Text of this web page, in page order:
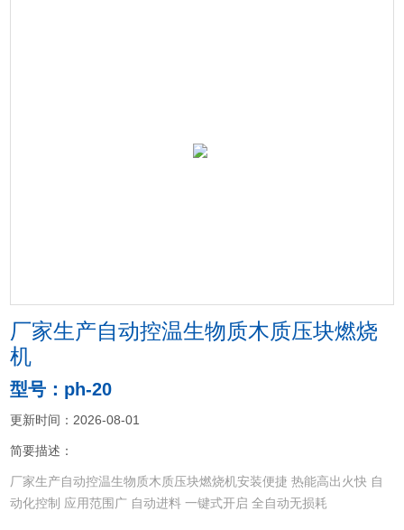
厂家生产自动控温生物质木质压块燃烧
机
型号：ph-20
更新时间：2026-08-01
简要描述：
厂家生产自动控温生物质木质压块燃烧机安装便捷 热能高出火快 自
动化控制 应用范围广 自动进料 一键式开启 全自动无损耗